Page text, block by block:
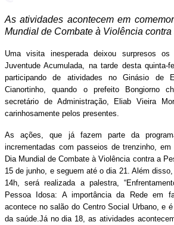
As atividades acontecem em
Mundial de Combate à Violência contra
Uma visita inesperada deixou surpresos os
Juventude Acumulada, na tarde desta quinta-
participando de atividades no Ginásio de
Cianortinho, quando o prefeito Bongiorno
secretário de Administração, Eliab Vieira
carinhosamente pelos presentes.
As ações, que já fazem parte da
incrementadas com passeios de trenzinho,
Dia Mundial de Combate à Violência contra a
15 de junho, e seguem até o dia 21. Além
14h, será realizada a palestra,
Pessoa Idosa: A importância da Rede em
acontece no salão do Centro Social Urbano, e
da saúde.Já no dia 18, as atividades